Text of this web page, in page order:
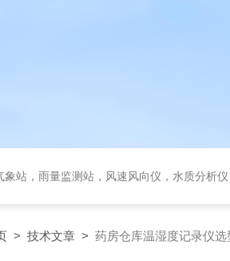
象站，雨量监测站，风速风向仪，水质分析
> 技术文章 > 药房仓库温湿度记录仪